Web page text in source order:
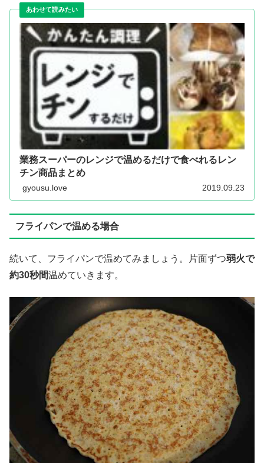
業務スーパーのレンジで温めるだけで食べれるレン
チン商品まとめ
gyousu.love 2019.09.23
フライパンで温める場合
続いて、フライパンで温めてみましょう。片面ずつ弱火で
約30秒間温めていきます。